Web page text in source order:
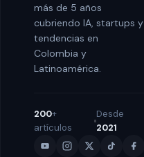
más de 5 años
cubriendo IA, startups y
tendencias en
Colombia y
Latinoamérica.
200+
artículos
Desde
2021